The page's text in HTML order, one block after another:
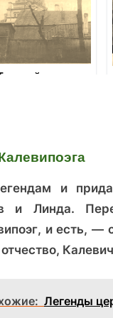
и
и Линда.
и есть, —
Легенды